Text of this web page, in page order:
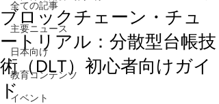
全ての記事
主要ニュース
日本向け
教育コンテンツ
イベント
ブロックチェーン・チュ
ートリアル：分散型台帳技
術（DLT）初心者向けガイ
ド